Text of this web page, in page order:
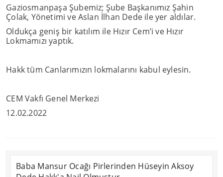
Gaziosmanpaşa Şubemiz; Şube Başkanımız Şahin
Çolak, Yönetimi ve Aslan İlhan Dede ile yer aldılar.
Oldukça geniş bir katılım ile Hızır Cem’i ve Hızır
Lokmamızı yaptık.
Hakk tüm Canlarımızın lokmalarını kabul eylesin.
CEM Vakfı Genel Merkezi
12.02.2022
Baba Mansur Ocağı Pirlerinden Hüseyin Aksoy